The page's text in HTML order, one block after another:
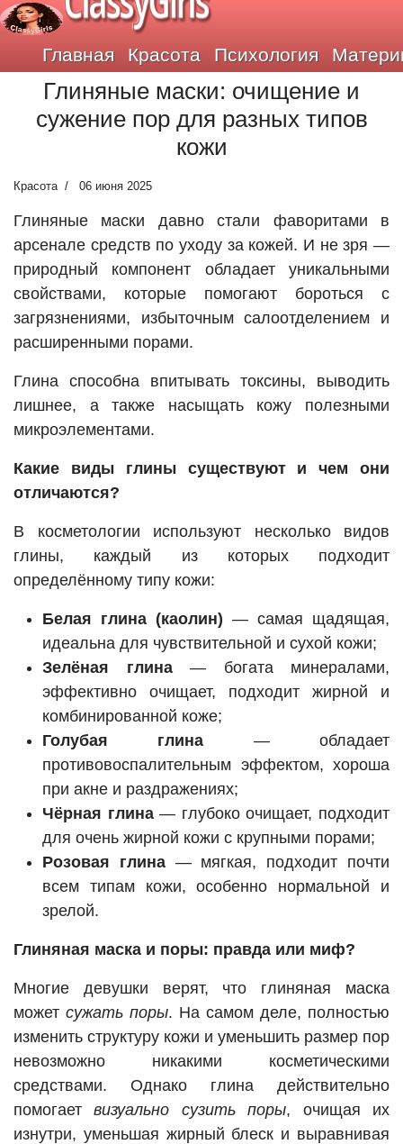
Главная Красота Психология
Глиняные маски: очищение и
сужение пор для разных типов
кожи
Красота 06 июня 2025
Глиняные маски давно стали фаворитами в
арсенале средств по уходу за кожей. И не зря —
природный компонент обладает уникальными
свойствами, которые помогают бороться с
загрязнениями, избыточным салоотделением и
расширенными порами.
Глина способна впитывать токсины, выводить
лишнее, а также насыщать кожу полезными
микроэлементами.
Какие виды глины существуют и чем они
отличаются?
В косметологии используют несколько видов
глины, каждый из которых подходит
определённому типу кожи:
Белая глина (каолин) — самая щадящая,
идеальна для чувствительной и сухой кожи;
Зелёная глина— богата минералами,
эффективно очищает, подходит жирной и
комбинированной коже;
Голубая глина — обладает
противовоспалительным эффектом, хороша
при акне и раздражениях;
Чёрная глина— глубоко очищает, подходит
для очень жирной кожи с крупными порами;
Розовая глина— мягкая, подходит почти
всем типам кожи, особенно нормальной и
зрелой.
Глиняная маска и поры: правда или миф?
Многие девушки верят, что глиняная маска
может сужать поры. На самом деле, полностью
изменить структуру кожи и уменьшить размер пор
невозможно никакими косметическими
средствами. Однако глина действительно
помогаетвизуально сузить поры, очищая их
изнутри, уменьшая жирный блеск и выравнивая